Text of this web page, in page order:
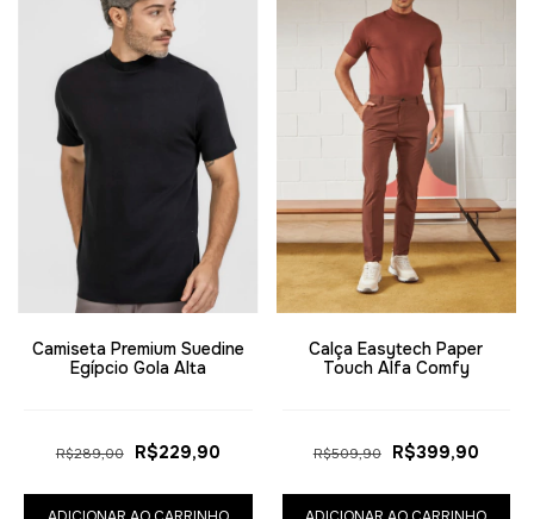
Camiseta Premium Suedine
Egípcio Gola Alta
R$289,00 R$229,90
Calça Easytech Paper
Touch Alfa Comfy
R$509,90 R$399,90